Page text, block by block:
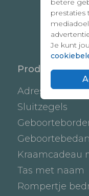
prestaties
Je kunt
Producten
Adresstickers
Sluitzegels
Kraamcadeau
Tas met naam
Rompertje